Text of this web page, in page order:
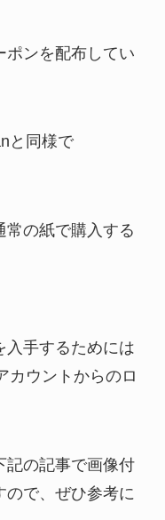
ポンを配布してい
と同様で
常の紙で購入する
入手するためには
カウントからのロ
記の記事で画像付
ので、ぜひ参考に